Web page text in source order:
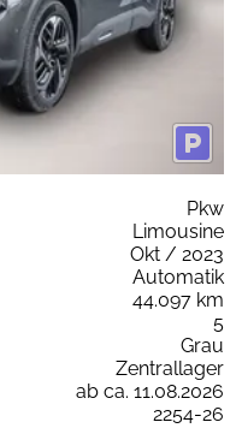
Pkw
Limousine
Okt / 2023
Automatik
44.097 km
5
Grau
Zentrallager
ab ca. 11.08.2026
2254-26